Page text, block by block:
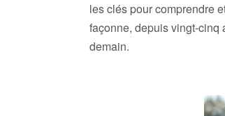
les clés pour comprendre
façonne, depuis vingt-cinq
demain.